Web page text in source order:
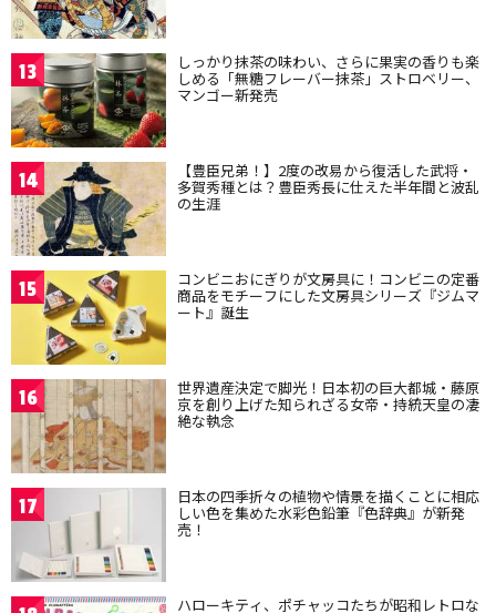
13 しっかり抹茶の味わい、さらに果実の香りも楽
しめる「無糖フレーバー抹茶」ストロベリー、
マンゴー新発売
14 【豊臣兄弟！】2度の改易から復活した武将・
多賀秀種とは？豊臣秀長に仕えた半年間と波乱
の生涯
15 コンビニおにぎりが文房具に！コンビニの定番
商品をモチーフにした文房具シリーズ『ジムマ
ート』誕生
16 世界遺産決定で脚光！日本初の巨大都城・藤原
京を創り上げた知られざる女帝・持統天皇の凄
絶な執念
17 日本の四季折々の植物や情景を描くことに相応
しい色を集めた水彩色鉛筆『色辞典』が新発
売！
ハローキティ、ポチャッコたちが昭和レトロな